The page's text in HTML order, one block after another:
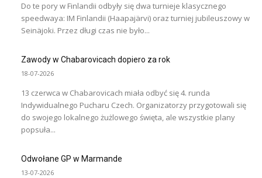
Do te pory w Finlandii odbyły się dwa turnieje klasycznego
speedwaya: IM Finlandii (Haapajärvi) oraz turniej jubileuszowy w
Seinäjoki. Przez długi czas nie było...
Zawody w Chabarovicach dopiero za rok
18-07-2026
13 czerwca w Chabarovicach miała odbyć się 4. runda
Indywidualnego Pucharu Czech. Organizatorzy przygotowali się
do swojego lokalnego żużlowego święta, ale wszystkie plany
popsuła...
Odwołane GP w Marmande
13-07-2026